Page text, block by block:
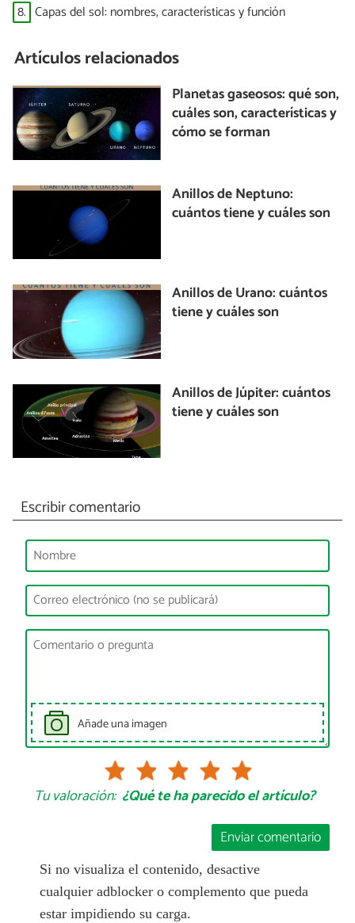
8. Capas del sol: nombres, características y función
Artículos relacionados
Planetas gaseosos: qué son,
cuáles son, características y
cómo se forman
Anillos de Neptuno:
cuántos tiene y cuáles son
Anillos de Urano: cuántos
tiene y cuáles son
Anillos de Júpiter: cuántos
tiene y cuáles son
Escribir comentario
Añade una imagen
Tu valoración: ¿Qué te ha parecido el artículo?
Enviar comentario
Si no visualiza el contenido, desactive
cualquier adblocker o complemento que pueda
estar impidiendo su carga.